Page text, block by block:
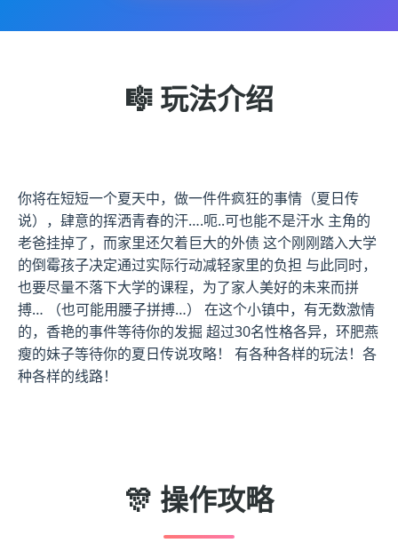
🎼 玩法介绍
你将在短短一个夏天中，做一件件疯狂的事情（夏日传
说），肆意的挥洒青春的汗….呃..可也能不是汗水 主角的
老爸挂掉了，而家里还欠着巨大的外债 这个刚刚踏入大学
的倒霉孩子决定通过实际行动减轻家里的负担 与此同时，
也要尽量不落下大学的课程，为了家人美好的未来而拼
搏… （也可能用腰子拼搏…） 在这个小镇中，有无数激情
的，香艳的事件等待你的发掘 超过30名性格各异，环肥燕
瘦的妹子等待你的夏日传说攻略！ 有各种各样的玩法！各
种各样的线路！
🎊 操作攻略